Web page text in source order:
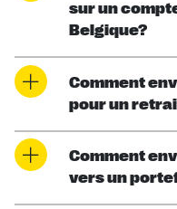
sur un
Belgique?
Comment
pour un
Comment
vers un